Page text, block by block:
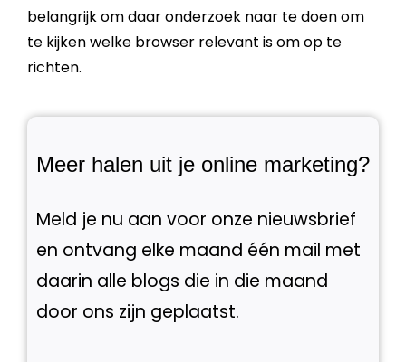
belangrijk om daar onderzoek naar te doen om
te kijken welke browser relevant is om op te
richten.
Meer halen uit je online marketing?
Meld je nu aan voor onze nieuwsbrief
en ontvang elke maand één mail met
daarin alle blogs die in die maand
door ons zijn geplaatst.